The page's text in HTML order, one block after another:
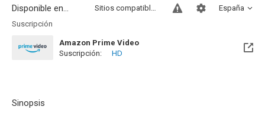
Disponible en... España
Sitios compatibles
Suscripción
Amazon Prime Video
Suscripción:
HD
Sinopsis